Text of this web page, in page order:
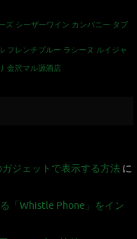
ズ シーザーワイン カンパニー タブ
フレンチブルー ラシーヌ ルイジャ
金沢マル源酒店
ジェットで表示する方法 に
「Whistle Phone」をイン